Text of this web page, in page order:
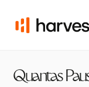
Quantas